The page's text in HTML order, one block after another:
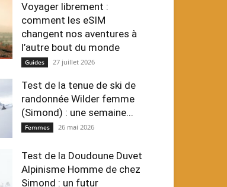
Voyager librement :
comment les eSIM
changent nos aventures à
l’autre bout du monde
Guides 27 juillet 2026
Test de la tenue de ski de
randonnée Wilder femme
(Simond) : une semaine...
Femmes 26 mai 2026
Test de la Doudoune Duvet
Alpinisme Homme de chez
Simond : un futur